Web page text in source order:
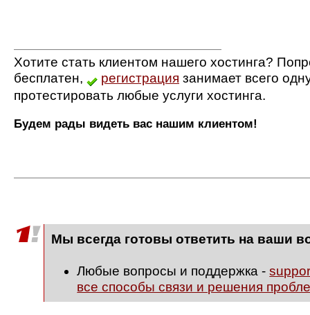
Хотите стать клиентом нашего хостинга?
бесплатен,
регистрация занимает всего
протестировать любые услуги хостинга.
Будем рады видеть вас нашим клиентом!
Мы всегда готовы ответить на ваши
Любые вопросы и поддержка -
все способы связи и решения